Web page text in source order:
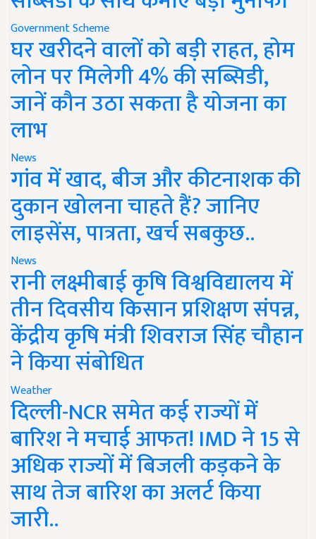
Government Scheme
घर खरीदने वालों को बड़ी राहत, होम
लोन पर मिलेगी 4% की सब्सिडी,
जानें कौन उठा सकता है योजना का
लाभ
News
गांव में खाद, बीज और कीटनाशक की
दुकान खोलना चाहते हैं? जानिए
लाइसेंस, पात्रता, खर्च सबकुछ..
News
रानी लक्ष्मीबाई कृषि विश्वविद्यालय में
तीन दिवसीय किसान प्रशिक्षण संपन्न,
केंद्रीय कृषि मंत्री शिवराज सिंह चौहान
ने किया संबोधित
Weather
दिल्ली-NCR समेत कई राज्यों में
बारिश ने मचाई आफत! IMD ने 15 से
अधिक राज्यों में बिजली कड़कने के
साथ तेज बारिश का अलर्ट किया
जारी..